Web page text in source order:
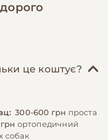
та
місце.
відіграють
з раннього віку,
догляду.
раціон повинен
(яловичина,
вуглеводів у
Дорослих
розміру та
собаки. Необхідно
це коштує?
300-600 грн проста
ортопедичний
собак